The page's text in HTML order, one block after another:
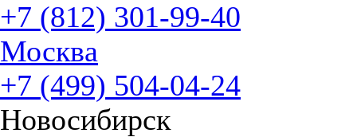
+7 (812) 301-99-40
Москва
+7 (499) 504-04-24
Новосибирск